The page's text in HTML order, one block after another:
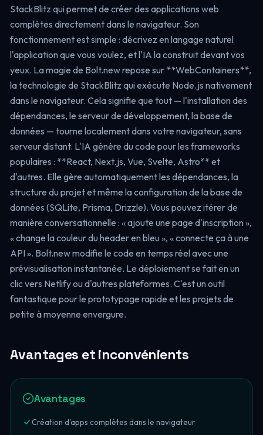
StackBlitz qui permet de créer des applications web
complètes directement dans le navigateur. Son
fonctionnement est simple : décrivez en langage naturel
l'application que vous voulez, et l'IA la construit devant vos
yeux. La magie de Bolt.new repose sur **WebContainers**,
la technologie de StackBlitz qui exécute Node.js nativement
dans le navigateur. Cela signifie que tout — l'installation des
dépendances, le serveur de développement, la base de
données — tourne localement dans votre navigateur, sans
serveur distant. L'IA génère du code pour les frameworks
populaires : **React, Next.js, Vue, Svelte, Astro** et
d'autres. Elle gère automatiquement les dépendances, la
structure du projet et même la configuration de la base de
données (SQLite, Prisma, Drizzle). Vous pouvez itérer de
manière conversationnelle : « ajoute une page d'inscription »,
« change la couleur du header en bleu », « connecte ça à une
API ». Bolt.new modifie le code en temps réel avec une
prévisualisation instantanée. Le déploiement se fait en un
clic vers Netlify ou d'autres plateformes. C'est un outil
fantastique pour le prototypage rapide et les projets de
petite à moyenne envergure.
Avantages et inconvénients
Avantages
Création d'apps complètes dans le navigateur